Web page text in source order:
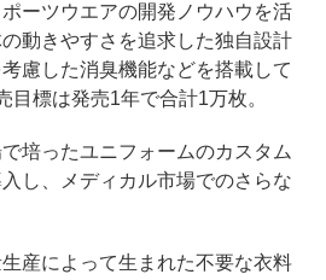
ーツウエアの開発ノウハウを活
動きやすさを追求した独自設計
慮した消臭機能などを搭載して
目標は発売1年で合計1万枚。
培ったユニフォームのカスタム
し、メディカル市場でのさらな
産によって生まれた不要な衣料